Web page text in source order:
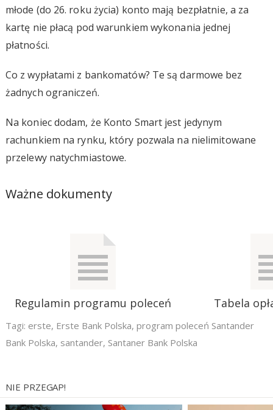
młode (do 26. roku życia) konto mają bezpłatnie, a za
kartę nie płacą pod warunkiem wykonania jednej
płatności.
Co z wypłatami z bankomatów? Te są darmowe bez
żadnych ograniczeń.
Na koniec dodam, że Konto Smart jest jedynym
rachunkiem na rynku, który pozwala na nielimitowane
przelewy natychmiastowe.
Ważne dokumenty
Regulamin programu poleceń Tabela
Tagi: erste, Erste Bank Polska, program poleceń Santander
Bank Polska, santander, Santaner Bank Polska
NIE PRZEGAP!